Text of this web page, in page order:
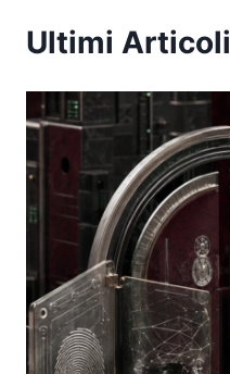
Ultimi Articoli